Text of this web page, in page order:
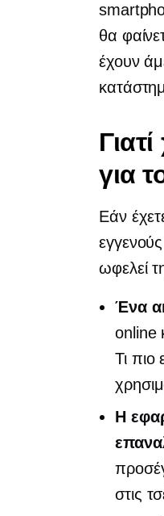
θα
έχουν
για
Εάν
ωφελεί
Ένα
online
Τι
Η
στις